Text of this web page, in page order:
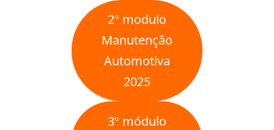
2º modulo
Manutenção
Automotiva
2025
3º módulo